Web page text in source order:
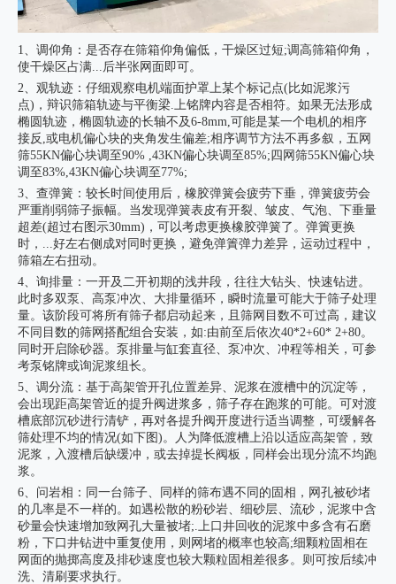
1、调仰角：是否存在筛箱仰角偏低，干燥区过短;调高筛箱仰角，
使干燥区占满...后半张网面即可。
2、观轨迹：仔细观察电机端面护罩上某个标记点(比如泥浆污
点)，辩识筛箱轨迹与平衡梁.上铭牌内容是否相符。如果无法形成
椭圆轨迹，椭圆轨迹的长轴不及6-8mm,可能是某一个电机的相序
接反,或电机偏心块的夹角发生偏差;相序调节方法不再多叙，五网
筛55KN偏心块调至90% ,43KN偏心块调至85%;四网筛55KN偏心块
调至83%,43KN偏心块调至77%;
3、查弹簧：较长时间使用后，橡胶弹簧会疲劳下垂，弹簧疲劳会
严重削弱筛子振幅。当发现弹簧表皮有开裂、皱皮、气泡、下垂量
超差(超过右图示30mm)，可以考虑更换橡胶弹簧了。弹簀更换
时，...好左右侧成对同时更换，避免弹簀弹力差异，运动过程中，
筛箱左右扭动。
4、询排量：一开及二开初期的浅井段，往往大钻头、快速钻进。
此时多双泵、高泵冲次、大排量循环，瞬时流量可能大于筛子处理
量。该阶段可将所有筛子都启动起来，且筛网目数不可过高，建议
不同目数的筛网搭配组合安装，如:由前至后依次40*2+60* 2+80。
同时开启除砂器。泵排量与缸套直径、泵冲次、冲程等相关，可参
考泵铭牌或询泥浆组长。
5、调分流：基于高架管开孔位置差异、泥浆在渡槽中的沉淀等，
会出现距高架管近的提升阀进浆多，筛子存在跑浆的可能。可对渡
槽底部沉砂进行清铲，再对各提升阀开度进行适当调整，可缓解各
筛处理不均的情况(如下图)。人为降低渡槽上沿以适应高架管，致
泥浆，入渡槽后缺缓冲，或去掉提长阀板，同样会出现分流不均跑
浆。
6、问岩相：同一台筛子、同样的筛布遇不同的固相，网孔被砂堵
的几率是不一样的。如遇松散的粉砂岩、细砂层、流砂，泥浆中含
砂量会快速增加致网孔大量被堵;.上口井回收的泥浆中多含有石磨
粉，下口井钻进中重复使用，则网堵的概率也较高;细颗粒固相在
网面的抛掷高度及排砂速度也较大颗粒固相差很多。则可按后续冲
洗、清刷要求执行。